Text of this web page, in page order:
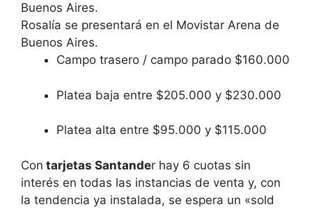
Rosalía se presentará en el Movistar Arena de
Buenos Aires.
Campo trasero / campo parado $160.000
Platea baja entre $205.000 y $230.000
Platea alta entre $95.000 y $115.000
Con tarjetas Santander hay 6 cuotas sin
interés en todas las instancias de venta y, con
la tendencia ya instalada, se espera un «sold